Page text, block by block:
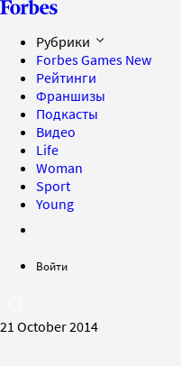
Рубрики
Forbes Games New
Рейтинги
Франшизы
Подкасты
Видео
Life
Woman
Sport
Young
Войти
21 October 2014